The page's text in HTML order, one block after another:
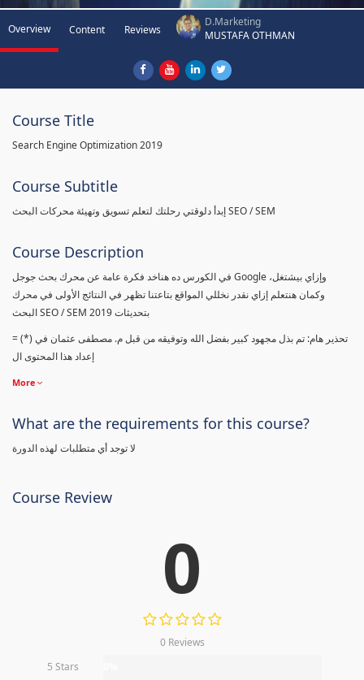
Overview Content Reviews
D.Marketing
MUSTAFA OTHMAN
Course Title
Search Engine Optimization 2019
Course Subtitle
إبدأ دلوقتي رحلتك لتعلم تسويق وتهيئة محركات البحث SEO / SEM
Course Description
في الكورس ده هناخد فكرة عامة عن محرك بحث جوجل Google وإزاي بيشتغل،
وكمان هنتعلم إزاي نقدر نخللي المواقع بتاعتنا تظهر في النتائج الأولى في محرك
البحث SEO / SEM بتحديثات 2019
= (*) تحذير هام: تم بذل مجهود كبير بفضل الله وتوفيقه من قبل م. مصطفى عثمان في
إعداد هذا المحتوى ال
More
What are the requirements for this course?
لا توجد أي متطلبات لهذه الدورة
Course Review
0
0 Reviews
5 Stars